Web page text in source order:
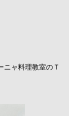
ニャ料理教室のＴ